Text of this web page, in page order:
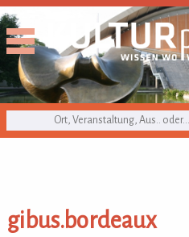
KULTURpur Suche
gibus.bordeaux